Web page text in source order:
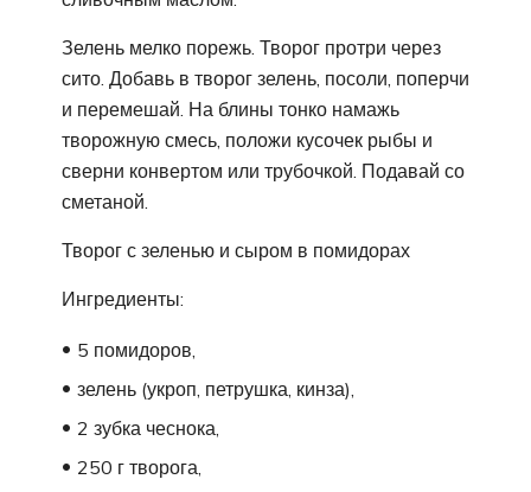
Зелень мелко порежь. Творог протри через
сито. Добавь в творог зелень, посоли, поперчи
и перемешай. На блины тонко намажь
творожную смесь, положи кусочек рыбы и
сверни конвертом или трубочкой. Подавай со
сметаной.
Творог с зеленью и сыром в помидорах
Ингредиенты:
5 помидоров,
зелень (укроп, петрушка, кинза),
2 зубка чеснока,
250 г творога,